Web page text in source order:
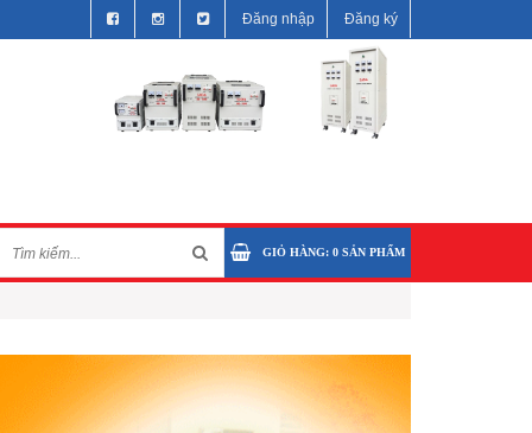
Đăng nhập Đăng ký
GIỎ HÀNG: 0 SẢN PHẨM